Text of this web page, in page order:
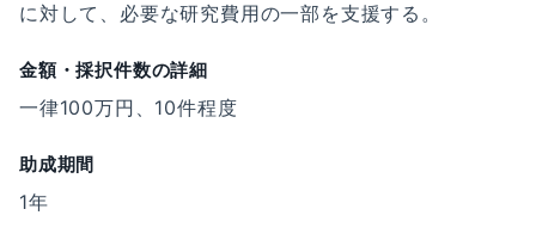
に対して、必要な研究費用の一部を支援する。
金額・採択件数の詳細
一律100万円、10件程度
助成期間
1年